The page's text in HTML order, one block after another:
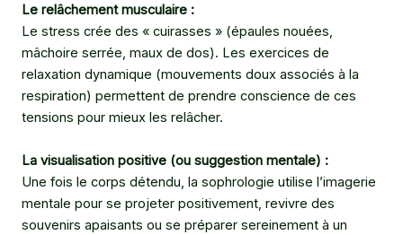
Le relâchement musculaire :
Le stress crée des « cuirasses » (épaules nouées,
mâchoire serrée, maux de dos). Les exercices de
relaxation dynamique (mouvements doux associés à la
respiration) permettent de prendre conscience de ces
tensions pour mieux les relâcher.
La visualisation positive (ou suggestion mentale) :
Une fois le corps détendu, la sophrologie utilise l’imagerie
mentale pour se projeter positivement, revivre des
souvenirs apaisants ou se préparer sereinement à un